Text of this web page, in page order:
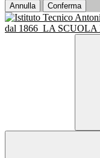
Annulla Conferma
dal 1866 LA